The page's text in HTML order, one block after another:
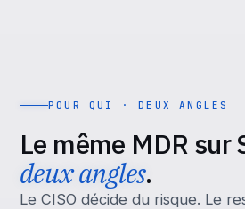
POUR QUI · DEUX ANGLES
Le même MDR sur
deux angles.
Le CISO décide du risque. Le